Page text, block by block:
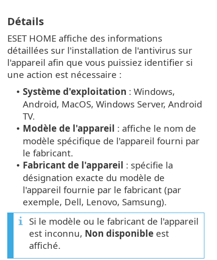
Détails
ESET HOME affiche des informations
détaillées sur l'installation de l'antivirus sur
l'appareil afin que vous puissiez identifier si
une action est nécessaire :
• Système d'exploitation : Windows,
Android, MacOS, Windows Server, Android
TV.
• Modèle de l'appareil : affiche le nom de
modèle spécifique de l'appareil fourni par
le fabricant.
• Fabricant de l'appareil : spécifie la
désignation exacte du modèle de
l'appareil fournie par le fabricant (par
exemple, Dell, Lenovo, Samsung).
Si le modèle ou le fabricant de l'appareil
est inconnu, Non disponible est
affiché.